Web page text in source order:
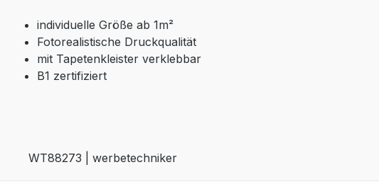
individuelle Größe ab 1m²
Fotorealistische Druckqualität
mit Tapetenkleister verklebbar
B1 zertifiziert
WT88273 | werbetechniker